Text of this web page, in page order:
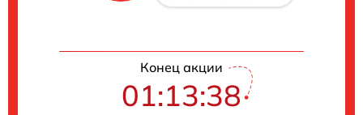
Конец акции
01:13:37